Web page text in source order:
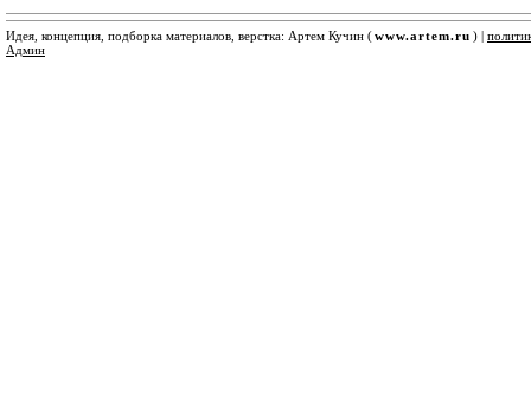
Идея, концепция, подборка материалов, верстка: Артем Кучин (www.artem.ru ) |
Админ